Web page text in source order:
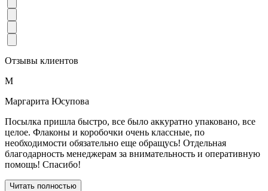
Отзывы клиентов
М
Маргарита Юсупова
Посылка пришла быстро, все было аккуратно упаковано, все
целое. Флаконы и коробочки очень классные, по
необходимости обязательно еще обращусь! Отдельная
благодарность менеджерам за внимательность и оперативную
помощь! Спасибо!
Читать полностью